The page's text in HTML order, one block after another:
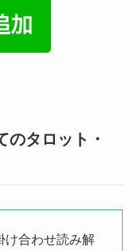
のタロット・
け合わせ読み解